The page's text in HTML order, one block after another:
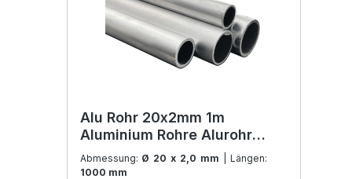
Alu Rohr 20x2mm 1m
Aluminium Rohre Alurohr
Aluprofil Rundrohr für
Modellbau und Konstruktion
Abmessung: Ø 20 x 2,0 mm
| Längen:
1000 mm